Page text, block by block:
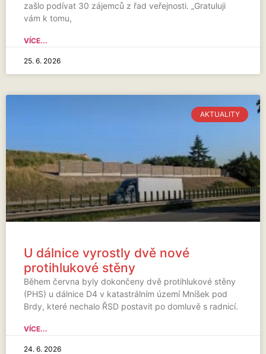
zašlo podívat 30 zájemců z řad veřejnosti. „Gratuluji
vám k tomu,
VÍCE...
25. 6. 2026
AKTUALITY
U dálnice vyrostly dvě nové
protihlukové stěny
Během června byly dokončeny dvě protihlukové stěny
(PHS) u dálnice D4 v katastrálním území Mníšek pod
Brdy, které nechalo ŘSD postavit po domluvě s radnicí.
VÍCE...
24. 6. 2026